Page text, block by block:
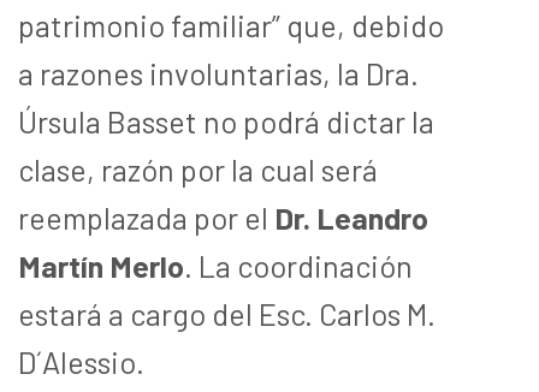
patrimonio familiar” que, debido
a razones involuntarias, la Dra.
Úrsula Basset no podrá dictar la
clase, razón por la cual será
reemplazada por el Dr. Leandro
Martín Merlo. La coordinación
estará a cargo del Esc. Carlos M.
D´Alessio.